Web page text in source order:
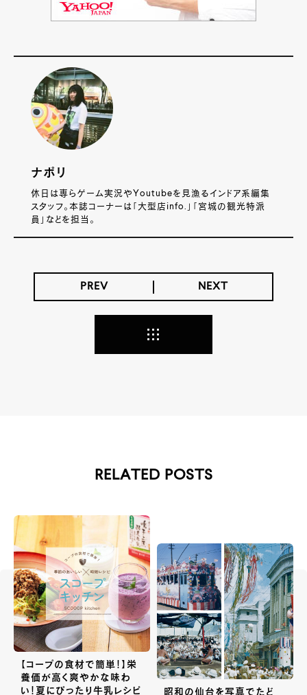
ナポリ
休日は専らゲーム実況やYoutubeを見漁るインドア系編集
スタッフ。本誌コーナーは「大型店info.」「宮城の観光特派
員」などを担当。
PREV NEXT
RELATED POSTS
【コープの食材で簡単！】栄
養価が高く爽やかな味わ
い！夏にぴったり牛乳レシピ
昭和の仙台を写真でたど